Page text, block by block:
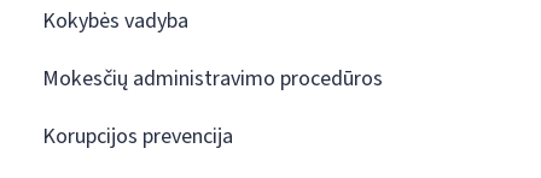
Kokybės vadyba
Mokesčių administravimo procedūros
Korupcijos prevencija